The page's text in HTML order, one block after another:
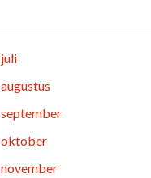
juli
augustus
september
oktober
november